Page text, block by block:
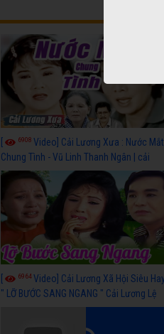
6908 Video] Cải Lương Xưa : Nước Mắt
Chung Tình - Vũ Linh Thanh Ngân | cải
lương xã hội hay nhất
6964Video] Cải Lương Xã Hội Siêu Hay
" LỠ BƯỚC SANG NGANG " Cải Lương Lệ
Thuỷ, Thanh Tuấn, Hồng Nga